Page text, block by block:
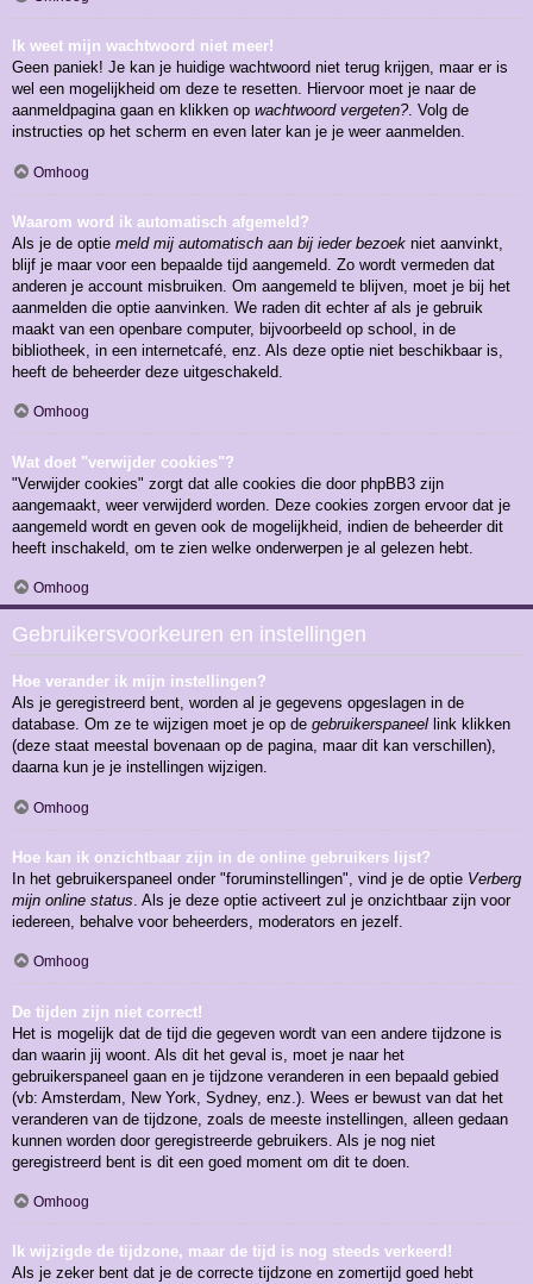
Ik weet mijn wachtwoord niet meer!
Geen paniek! Je kan je huidige wachtwoord niet terug krijgen, maar er is
wel een mogelijkheid om deze te resetten. Hiervoor moet je naar de
aanmeldpagina gaan en klikken op wachtwoord vergeten?. Volg de
instructies op het scherm en even later kan je je weer aanmelden.
Omhoog
Waarom word ik automatisch afgemeld?
Als je de optie meld mij automatisch aan bij ieder bezoek niet aanvinkt,
blijf je maar voor een bepaalde tijd aangemeld. Zo wordt vermeden dat
anderen je account misbruiken. Om aangemeld te blijven, moet je bij het
aanmelden die optie aanvinken. We raden dit echter af als je gebruik
maakt van een openbare computer, bijvoorbeeld op school, in de
bibliotheek, in een internetcafé, enz. Als deze optie niet beschikbaar is,
heeft de beheerder deze uitgeschakeld.
Omhoog
Wat doet "verwijder cookies"?
"Verwijder cookies" zorgt dat alle cookies die door phpBB3 zijn
aangemaakt, weer verwijderd worden. Deze cookies zorgen ervoor dat je
aangemeld wordt en geven ook de mogelijkheid, indien de beheerder dit
heeft inschakeld, om te zien welke onderwerpen je al gelezen hebt.
Omhoog
Gebruikersvoorkeuren en instellingen
Hoe verander ik mijn instellingen?
Als je geregistreerd bent, worden al je gegevens opgeslagen in de
database. Om ze te wijzigen moet je op de gebruikerspaneel link klikken
(deze staat meestal bovenaan op de pagina, maar dit kan verschillen),
daarna kun je je instellingen wijzigen.
Omhoog
Hoe kan ik onzichtbaar zijn in de online gebruikers lijst?
In het gebruikerspaneel onder "foruminstellingen", vind je de optie Verberg
mijn online status . Als je deze optie activeert zul je onzichtbaar zijn voor
iedereen, behalve voor beheerders, moderators en jezelf.
Omhoog
De tijden zijn niet correct!
Het is mogelijk dat de tijd die gegeven wordt van een andere tijdzone is
dan waarin jij woont. Als dit het geval is, moet je naar het
gebruikerspaneel gaan en je tijdzone veranderen in een bepaald gebied
(vb: Amsterdam, New York, Sydney, enz.). Wees er bewust van dat het
veranderen van de tijdzone, zoals de meeste instellingen, alleen gedaan
kunnen worden door geregistreerde gebruikers. Als je nog niet
geregistreerd bent is dit een goed moment om dit te doen.
Omhoog
Ik wijzigde de tijdzone, maar de tijd is nog steeds verkeerd!
Als je zeker bent dat je de correcte tijdzone en zomertijd goed hebt